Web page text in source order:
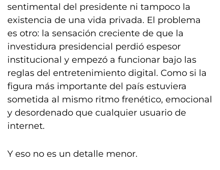
sentimental del presidente ni tampoco la
existencia de una vida privada. El problema
es otro: la sensación creciente de que la
investidura presidencial perdió espesor
institucional y empezó a funcionar bajo las
reglas del entretenimiento digital. Como si la
figura más importante del país estuviera
sometida al mismo ritmo frenético, emocional
y desordenado que cualquier usuario de
internet.
Y eso no es un detalle menor.